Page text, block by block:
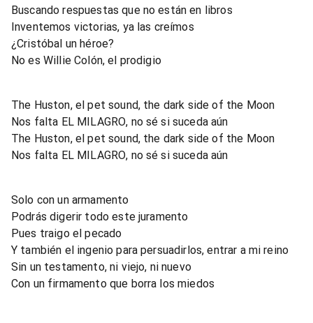
Buscando respuestas que no están en libros
Inventemos victorias, ya las creímos
¿Cristóbal un héroe?
No es Willie Colón, el prodigio
The Huston, el pet sound, the dark side of the Moon
Nos falta EL MILAGRO, no sé si suceda aún
The Huston, el pet sound, the dark side of the Moon
Nos falta EL MILAGRO, no sé si suceda aún
Solo con un armamento
Podrás digerir todo este juramento
Pues traigo el pecado
Y también el ingenio para persuadirlos, entrar a mi reino
Sin un testamento, ni viejo, ni nuevo
Con un firmamento que borra los miedos